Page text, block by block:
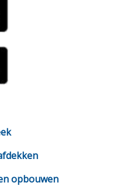
opbouwen